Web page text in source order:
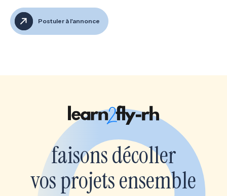
Postuler à l'annonce
faisons décoller
vos projets ensemble